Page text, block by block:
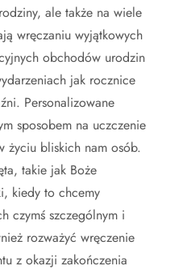
ale także na wiele
wręczaniu wyjątkowych
obchodów urodzin
jak rocznice
Personalizowane
sposobem na uczczenie
życiu bliskich nam osób.
takie jak Boże
kiedy to chcemy
czymś szczególnym i
rozważyć wręczenie
z okazji zakończenia